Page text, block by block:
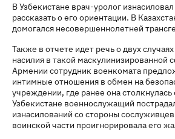
В Узбекистане врач-уролог
рассказать о его ориентации. В
домогался несовершеннолетней
Также в отчете идет речь о двух
насилия в такой маскулинизированной
Армении сотрудник военкомата
интимные отношения в обмен на
учреждении, где ранее она
Узбекистане военнослужащий
изнасилований со стороны
воинской части проигнорировала его